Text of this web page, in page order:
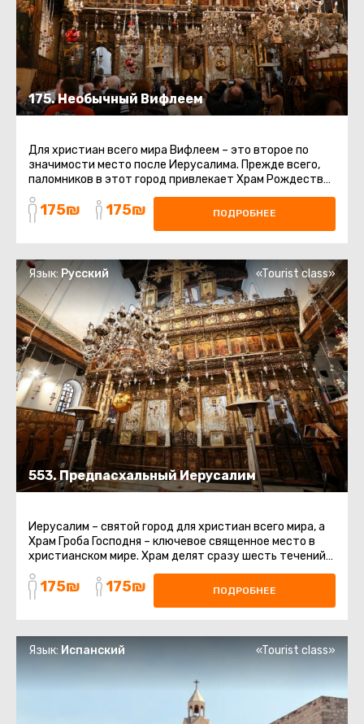
175. Необычный Вифлеем
Для христиан всего мира Вифлеем – это второе по
значимости место после Иерусалима. Прежде всего,
паломников в этот город привлекает Храм Рождества
175₪ 175₪ ПОДРОБНЕЕ
553. Предпасхальный Иерусалим
Язык:Русский «Tourist class»
Иерусалим – святой город для христиан всего мира, а
Храм Гроба Господня – ключевое священное место в
христианском мире. Храм делят сразу шесть течений
внутри христианства ...
175₪ 175₪ ПОДРОБНЕЕ
Язык: Испанский «Tourist class»